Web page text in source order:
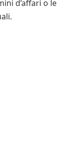
d’affari o le